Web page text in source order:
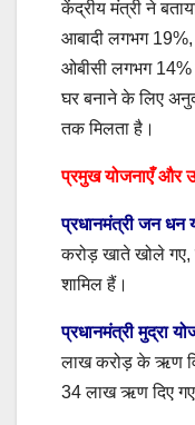
केंद्रीय मंत्री ने
आबादी लगभग
ओबीसी लगभग 14%
घर बनाने के लिए
तक मिलता है।
प्रमुख योजनाएँ और
प्रधानमंत्री जन धन
करोड़ खाते खोले गए,
शामिल हैं।
प्रधानमंत्री मुद्रा
लाख करोड़ के ऋण
34 लाख ऋण दिए